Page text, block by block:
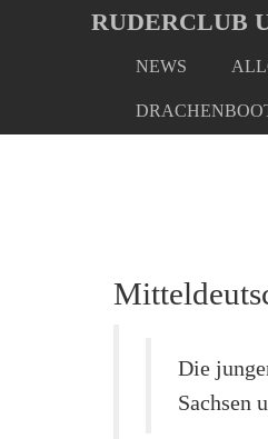
Oops, an error occurred! Code:
main
RUDERCLUB
NEWS
here:
Die
Sachsen